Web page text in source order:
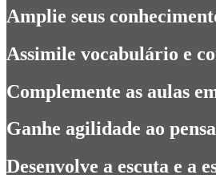
Amplie seus
Assimile vocabulário e
Complemente as aulas
Ganhe agilidade ao
Desenvolve a escuta e a